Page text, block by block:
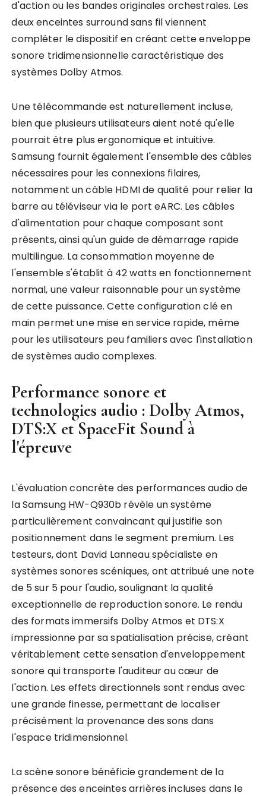
d'action ou les bandes originales orchestrales. Les
deux enceintes surround sans fil viennent
compléter le dispositif en créant cette enveloppe
sonore tridimensionnelle caractéristique des
systèmes Dolby Atmos.
Une télécommande est naturellement incluse,
bien que plusieurs utilisateurs aient noté qu'elle
pourrait être plus ergonomique et intuitive.
Samsung fournit également l'ensemble des câbles
nécessaires pour les connexions filaires,
notamment un câble HDMI de qualité pour relier la
barre au téléviseur via le port eARC. Les câbles
d'alimentation pour chaque composant sont
présents, ainsi qu'un guide de démarrage rapide
multilingue. La consommation moyenne de
l'ensemble s'établit à 42 watts en fonctionnement
normal, une valeur raisonnable pour un système
de cette puissance. Cette configuration clé en
main permet une mise en service rapide, même
pour les utilisateurs peu familiers avec l'installation
de systèmes audio complexes.
Performance sonore et
technologies audio : Dolby Atmos,
DTS:X et SpaceFit Sound à
l'épreuve
L'évaluation concrète des performances audio de
la Samsung HW-Q930b révèle un système
particulièrement convaincant qui justifie son
positionnement dans le segment premium. Les
testeurs, dont David Lanneau spécialiste en
systèmes sonores scéniques, ont attribué une note
de 5 sur 5 pour l'audio, soulignant la qualité
exceptionnelle de reproduction sonore. Le rendu
des formats immersifs Dolby Atmos et DTS:X
impressionne par sa spatialisation précise, créant
véritablement cette sensation d'enveloppement
sonore qui transporte l'auditeur au cœur de
l'action. Les effets directionnels sont rendus avec
une grande finesse, permettant de localiser
précisément la provenance des sons dans
l'espace tridimensionnel.
La scène sonore bénéficie grandement de la
présence des enceintes arrières incluses dans le